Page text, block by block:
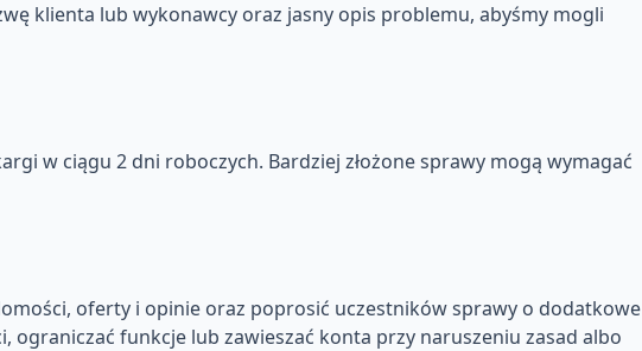
klienta lub wykonawcy oraz jasny opis problemu, abyśmy mogli
w ciągu 2 dni roboczych. Bardziej złożone sprawy mogą wymagać
oferty i opinie oraz poprosić uczestników sprawy o dodatkowe
ograniczać funkcje lub zawieszać konta przy naruszeniu zasad albo